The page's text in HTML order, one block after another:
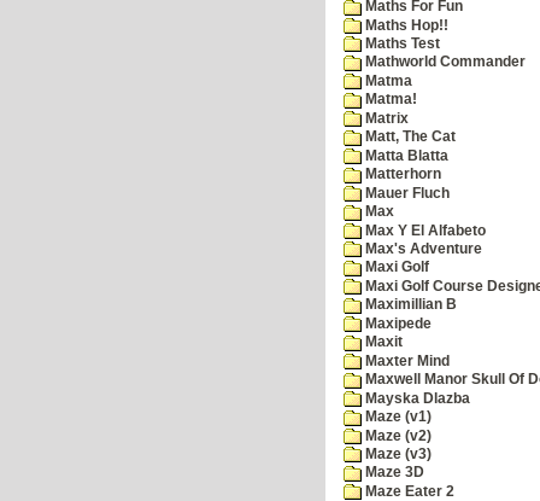
Maths For Fun
Maths Hop!!
Maths Test
Mathworld Commander
Matma
Matma!
Matrix
Matt, The Cat
Matta Blatta
Matterhorn
Mauer Fluch
Max
Max Y El Alfabeto
Max's Adventure
Maxi Golf
Maxi Golf Course
Maximillian B
Maxipede
Maxit
Maxter Mind
Maxwell Manor Skull Of
Mayska Dlazba
Maze (v1)
Maze (v2)
Maze (v3)
Maze 3D
Maze Eater 2